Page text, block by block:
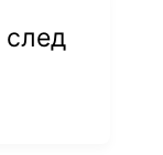
след